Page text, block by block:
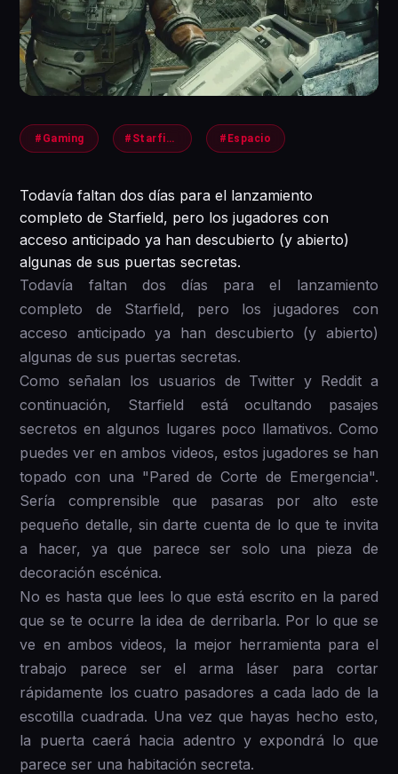
#Gaming #Starfield #Espacio
Todavía faltan dos días para el lanzamiento
completo de Starfield, pero los jugadores con
acceso anticipado ya han descubierto (y abierto)
algunas de sus puertas secretas.
Todavía faltan dos días para el lanzamiento
completo de Starfield, pero los jugadores con
acceso anticipado ya han descubierto (y abierto)
algunas de sus puertas secretas.
Como señalan los usuarios de Twitter y Reddit a
continuación, Starfield está ocultando pasajes
secretos en algunos lugares poco llamativos. Como
puedes ver en ambos videos, estos jugadores se han
topado con una "Pared de Corte de Emergencia".
Sería comprensible que pasaras por alto este
pequeño detalle, sin darte cuenta de lo que te invita
a hacer, ya que parece ser solo una pieza de
decoración escénica.
No es hasta que lees lo que está escrito en la pared
que se te ocurre la idea de derribarla. Por lo que se
ve en ambos videos, la mejor herramienta para el
trabajo parece ser el arma láser para cortar
rápidamente los cuatro pasadores a cada lado de la
escotilla cuadrada. Una vez que hayas hecho esto,
la puerta caerá hacia adentro y expondrá lo que
parece ser una habitación secreta.